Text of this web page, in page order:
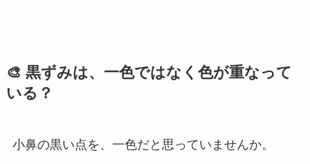
🎨 黒ずみは、一色ではなく色が重なって
いる？
小鼻の黒い点を、一色だと思っていませんか。